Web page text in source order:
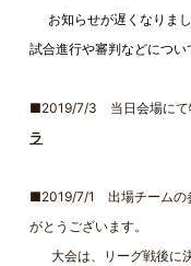
お知らせが遅くなりま
試合進行や審判などについ
■2019/7/3 当日会場にて
ラ
■2019/7/1 出場チームの
がとうございます。
大会は、リーグ戦後に